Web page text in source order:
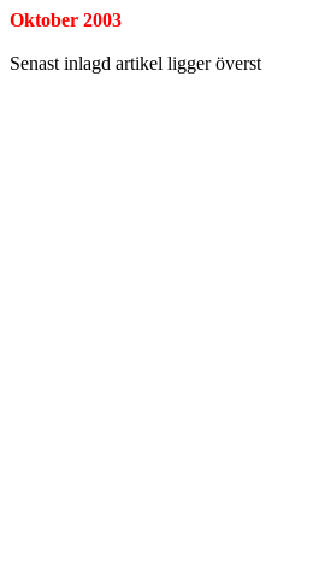
Oktober 2003
Senast inlagd artikel ligger överst